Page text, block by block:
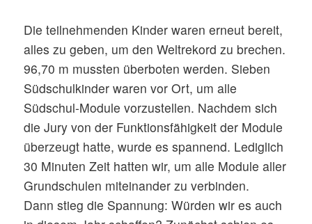
Die teilnehmenden Kinder waren erneut bereit,
alles zu geben, um den Weltrekord zu brechen.
96,70 m mussten überboten werden. Sieben
Südschulkinder waren vor Ort, um alle
Südschul-Module vorzustellen. Nachdem sich
die Jury von der Funktionsfähigkeit der Module
überzeugt hatte, wurde es spannend. Lediglich
30 Minuten Zeit hatten wir, um alle Module aller
Grundschulen miteinander zu verbinden.
Dann stieg die Spannung: Würden wir es auch